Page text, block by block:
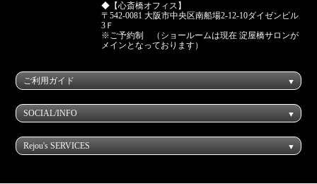
◆【心斎橋オフィス】
〒542-0081 大阪市中央区南船場2-12-10ダイゼンビル
3Ｆ
※ご予約制 （ショールームは現在 淀屋橋サロンが
メインとなっております）
ご利用ガイド
SOCIAL/INFO
Rejou's SERVICES